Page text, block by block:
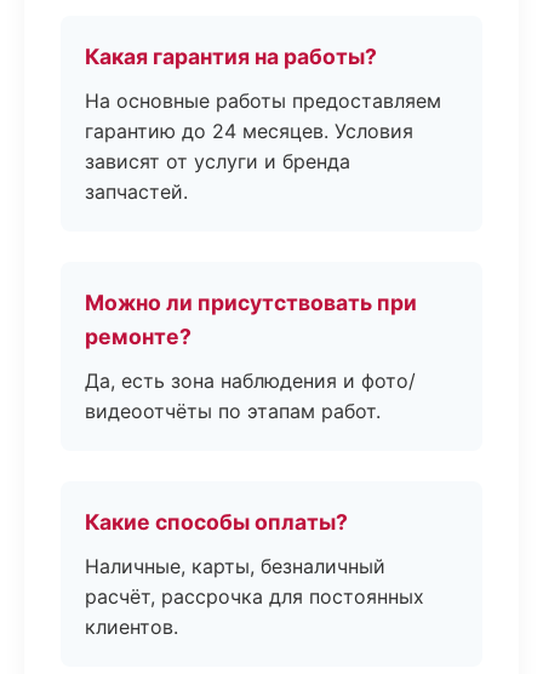
Какая гарантия на работы?
На основные работы предоставляем
гарантию до 24 месяцев. Условия
зависят от услуги и бренда
запчастей.
Можно ли присутствовать при
ремонте?
Да, есть зона наблюдения и фото/
видеоотчёты по этапам работ.
Какие способы оплаты?
Наличные, карты, безналичный
расчёт, рассрочка для постоянных
клиентов.